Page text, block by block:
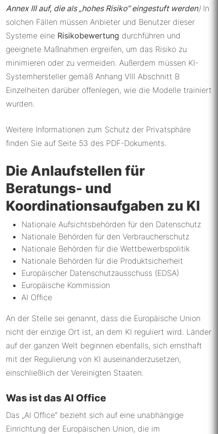
Annex III auf, die als „hohes Risiko“ eingestuft werden)In
solchen Fällen müssen Anbieter und Benutzer dieser
Systeme eine Risikobewertung durchführen und
geeignete Maßnahmen ergreifen, um das Risiko zu
minimieren oder zu vermeiden. Außerdem müssen KI-
Systemhersteller gemäß Anhang VIII Abschnitt B
Einzelheiten darüber offenlegen, wie die Modelle trainiert
wurden.
Weitere Informationen zum Schutz der Privatsphäre
finden Sie auf Seite 53 des PDF-Dokuments.
Die Anlaufstellen für
Beratungs- und
Koordinationsaufgaben zu KI
Nationale Aufsichtsbehörden für den Datenschutz
Nationale Behörden für den Verbraucherschutz
Nationale Behörden für die Wettbewerbspolitik
Nationale Behörden für die Produktsicherheit
Europäischer Datenschutzausschuss (EDSA)
Europäische Kommission
AI Office
An der Stelle sei genannt, dass die Europäische Union
nicht der einzige Ort ist, an dem KI reguliert wird. Länder
auf der ganzen Welt beginnen ebenfalls, sich ernsthaft
mit der Regulierung von KI auseinanderzusetzen,
einschließlich der Vereinigten Staaten.
Was ist das AI Office
Das „AI Office“ bezieht sich auf eine unabhängige
Einrichtung der Europäischen Union, die im